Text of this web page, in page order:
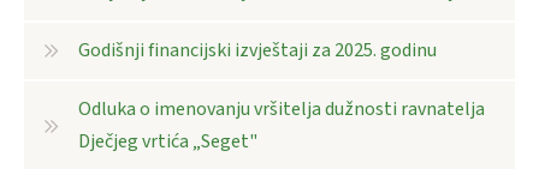
Godišnji financijski izvještaji za 2025. godinu
Odluka o imenovanju vršitelja dužnosti ravnatelja
Dječjeg vrtića „Seget"